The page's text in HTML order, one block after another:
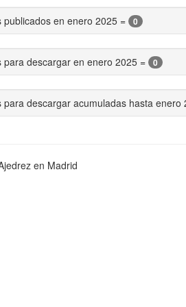
publicados en enero 2025 = 0
para descargar en enero 2025 = 0
para descargar acumuladas hasta enero
en Madrid